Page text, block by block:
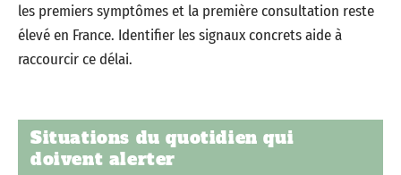
les premiers symptômes et la première consultation reste
élevé en France. Identifier les signaux concrets aide à
raccourcir ce délai.
Situations du quotidien qui
doivent alerter